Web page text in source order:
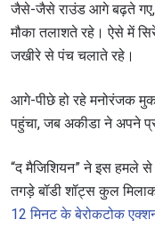
जैसे-जैसे राउंड आगे बढ़ते गए,
मौका तलाशते रहे। ऐसे में
जखीरे से पंच चलाते रहे।
आगे-पीछे हो रहे मनोरंजक
पहुंचा, जब अकीडा ने अपने
“द मैजिशियन” ने इस हमले
तगड़े बॉडी शॉट्स कुल
12 मिनट के बेरोकटोक